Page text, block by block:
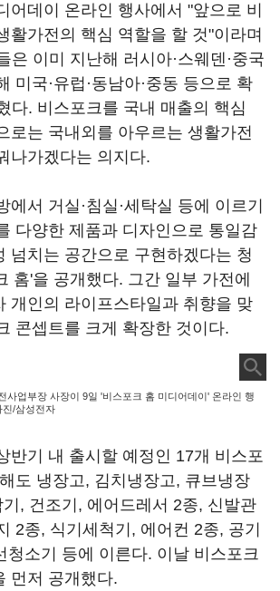
어데이 온라인 행사에서 "앞으로 비
활가전의 핵심 역할을 할 것"이라며
은 이미 지난해 러시아·스웨덴·중국
미국·유럽·동남아·중동 등으로 확
다. 비스포크를 국내 매출의 핵심
로는 국내외를 아우르는 생활가전
나가겠다는 의지다.
에서 거실·침실·세탁실 등에 이르기
다양한 제품과 디자인으로 통일감
넘치는 공간으로 구현하겠다는 청
홈'을 공개했다. 그간 일부 가전에
개인의 라이프스타일과 취향을 맞
콘셉트를 크게 확장한 것이다.
사업부장 사장이 9일 '비스포크 홈 미디어데이' 온라인 행
진/삼성전자
반기 내 출시할 예정인 17개 비스포
도 냉장고, 김치냉장고, 큐브냉장
, 건조기, 에어드레서 2종, 신발관
2종, 식기세척기, 에어컨 2종, 공기
청소기 등에 이른다. 이날 비스포크
먼저 공개했다.